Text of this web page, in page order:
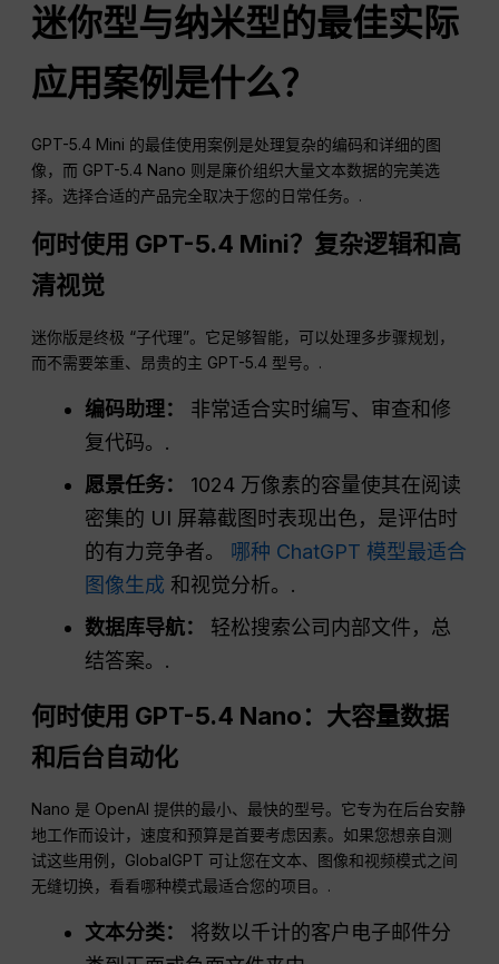
迷你型与纳米型的最佳实际
应用案例是什么？
GPT-5.4 Mini 的最佳使用案例是处理复杂的编码和详细的图
像，而 GPT-5.4 Nano 则是廉价组织大量文本数据的完美选
择。选择合适的产品完全取决于您的日常任务。.
何时使用 GPT-5.4 Mini？复杂逻辑和高
清视觉
迷你版是终极 “子代理”。它足够智能，可以处理多步骤规划，
而不需要笨重、昂贵的主 GPT-5.4 型号。.
编码助理：
非常适合实时编写、审查和修
复代码。.
愿景任务：
1024 万像素的容量使其在阅读
密集的 UI 屏幕截图时表现出色，是评估时
的有力竞争者。 哪种 ChatGPT 模型最适合
图像生成 和视觉分析。.
数据库导航：
轻松搜索公司内部文件，总
结答案。.
何时使用 GPT-5.4 Nano：大容量数据
和后台自动化
Nano 是 OpenAI 提供的最小、最快的型号。它专为在后台安静
地工作而设计，速度和预算是首要考虑因素。如果您想亲自测
试这些用例，GlobalGPT 可让您在文本、图像和视频模式之间
无缝切换，看看哪种模式最适合您的项目。.
文本分类：
将数以千计的客户电子邮件分